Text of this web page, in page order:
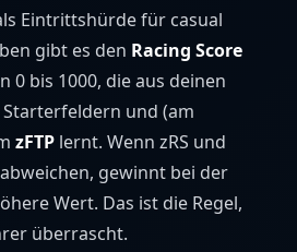
Eintrittshürde für casual
gibt es den Racing Score
0 bis 1000, die aus deinen
und (am
zFTP lernt. Wenn zRS und
gewinnt bei der
Wert. Das ist die Regel,
überrascht.